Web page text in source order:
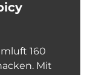
160
Mit